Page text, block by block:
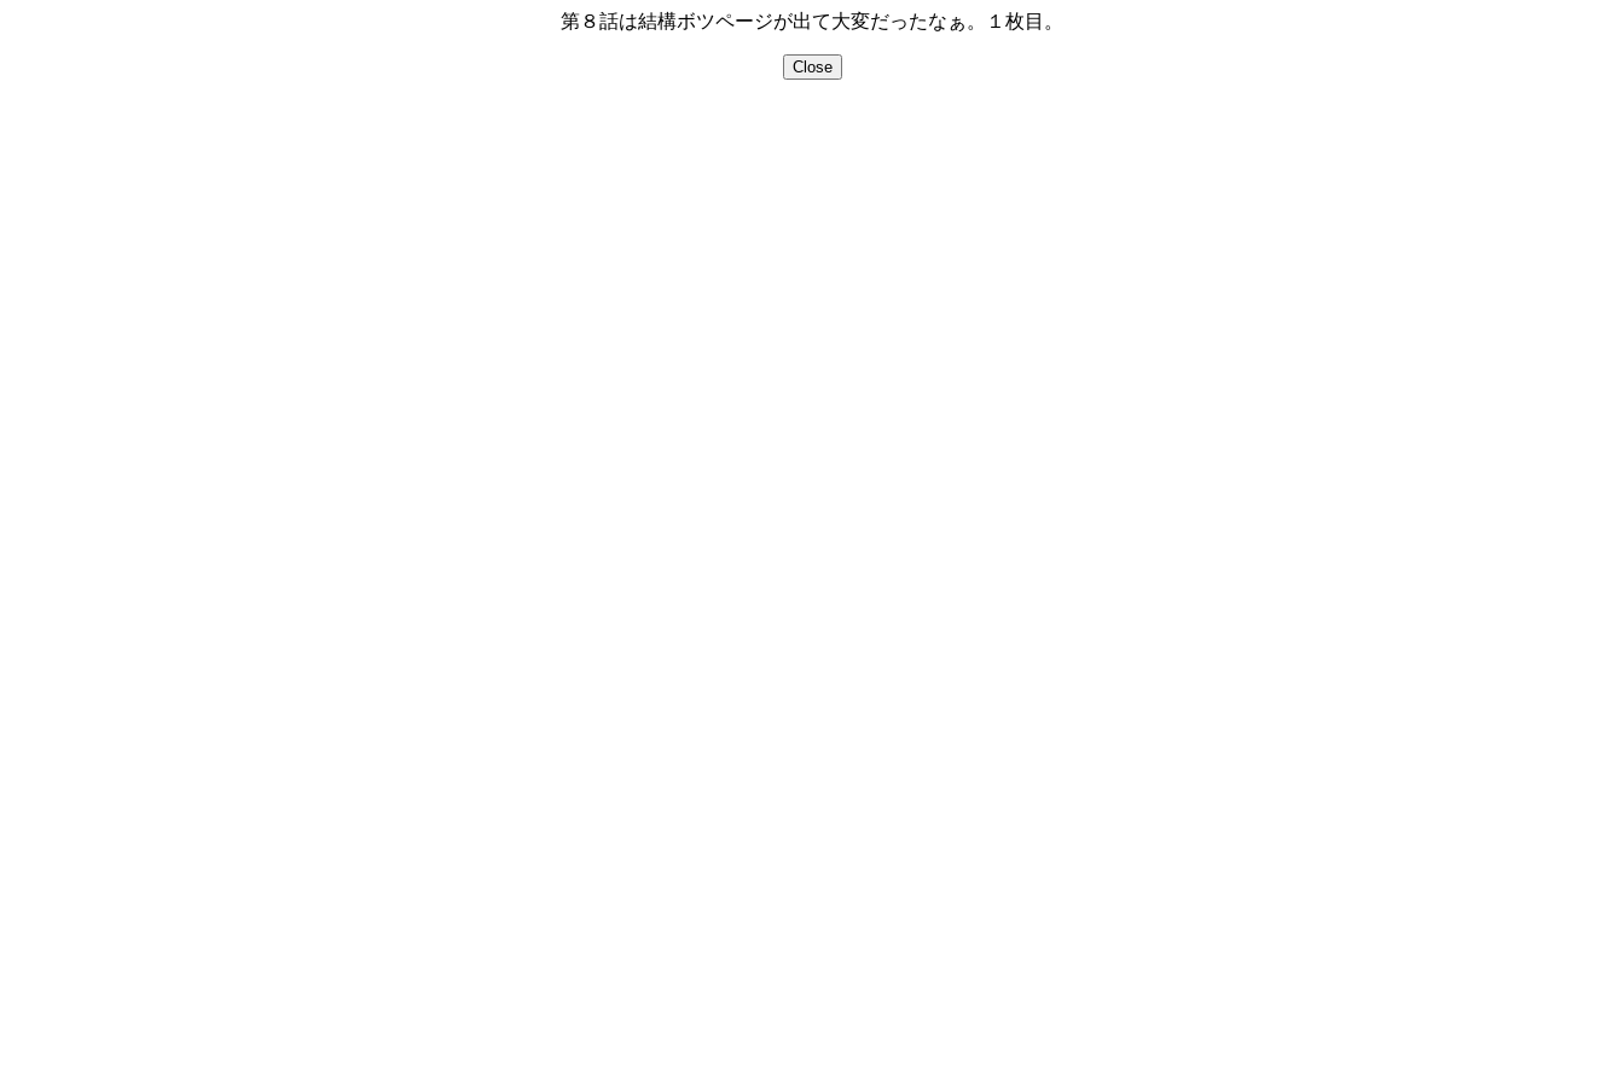
第８話は結構ボツページが出て大変だったなぁ。１枚目。